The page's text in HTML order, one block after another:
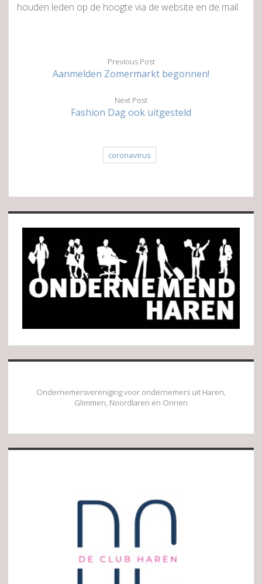
houden leden op de hoogte via de website en de mail.
Previous Post
Aanmelden Zomermarkt begonnen!
Next Post
Fashion Dag ook uitgesteld
coronavirus
Sidebar
Ondernemersvereniging voor ondernemers uit Haren,
Glimmen, Noordlaren en Onnen